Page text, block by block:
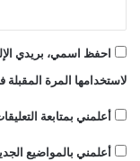
احفظ اسمي، بريدي
لاستخدامها المرة المقبلة
أعلمني بمتابعة
أعلمني بالمواضيع